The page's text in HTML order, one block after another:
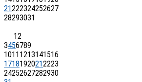
21222324252627
28293031
12
3456789
1011 1213141516
17181920212223
24252627282930